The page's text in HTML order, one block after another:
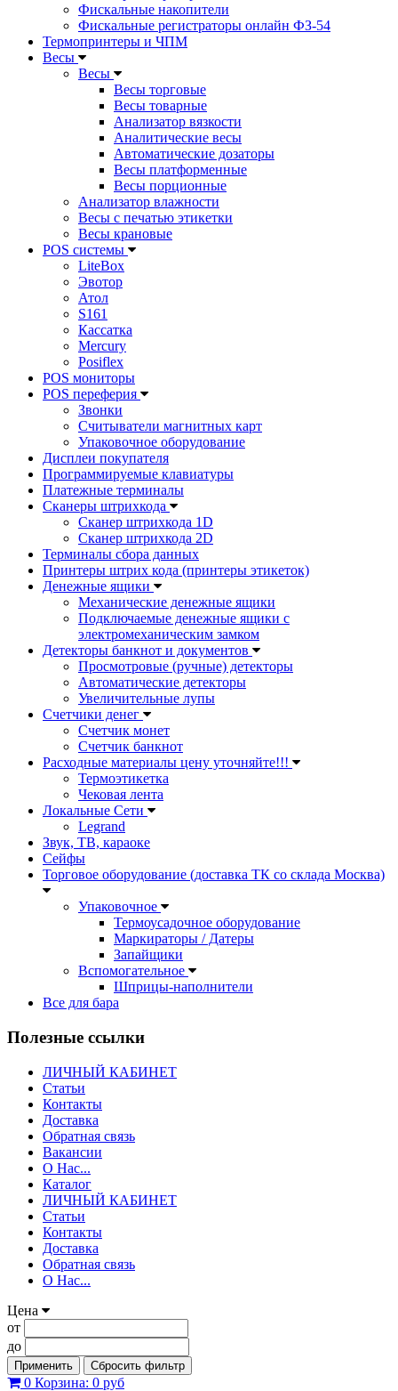
Фискальные накопители
Фискальные регистраторы онлайн ФЗ-54
Термопринтеры и ЧПМ
Весы
Весы
Весы торговые
Весы товарные
Анализатор вязкости
Аналитические весы
Автоматические дозаторы
Весы платформенные
Весы порционные
Анализатор влажности
Весы с печатью этикетки
Весы крановые
POS системы
LiteBox
Эвотор
Атол
S161
Кассатка
Mercury
Posiflex
POS мониторы
POS переферия
Звонки
Считыватели магнитных карт
Упаковочное оборудование
Дисплеи покупателя
Программируемые клавиатуры
Платежные терминалы
Сканеры штрихкода
Сканер штрихкода 1D
Сканер штрихкода 2D
Терминалы сбора данных
Принтеры штрих кода (принтеры этикеток)
Денежные ящики
Механические денежные ящики
Подключаемые денежные ящики с
электромеханическим замком
Детекторы банкнот и документов
Просмотровые (ручные) детекторы
Автоматические детекторы
Увеличительные лупы
Счетчики денег
Счетчик монет
Счетчик банкнот
Расходные материалы цену уточняйте!!!
Термоэтикетка
Чековая лента
Локальные Сети
Legrand
Звук, ТВ, караоке
Сейфы
Торговое оборудование (доставка ТК со склада Москва)
Упаковочное
Термоусадочное оборудование
Маркираторы / Датеры
Запайщики
Вспомогательное
Шприцы-наполнители
Все для бара
Полезные ссылки
ЛИЧНЫЙ КАБИНЕТ
Статьи
Контакты
Доставка
Обратная связь
Вакансии
О Нас...
Каталог
ЛИЧНЫЙ КАБИНЕТ
Статьи
Контакты
Доставка
Обратная связь
О Нас...
Цена
от
до
Применить Сбросить фильтр
0 Корзина: 0 руб